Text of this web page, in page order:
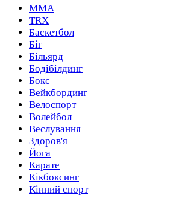
MMA
TRX
Баскетбол
Біг
Більярд
Бодібілдинг
Бокс
Вейкбординг
Велоспорт
Волейбол
Веслування
Здоров'я
Йога
Карате
Кікбоксинг
Кінний спорт